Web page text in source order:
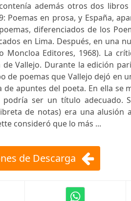
además otros dos
Poemas en prosa, y España,
diferenciados de los
en Lima. Después, en una
Moncloa Editores, 1968). La
Vallejo. Durante la edición
poemas que Vallejo dejó en
apuntes del poeta. En ella se
ser un título adecuado.
de notas) era una
consideró que lo más ...
de Descarga